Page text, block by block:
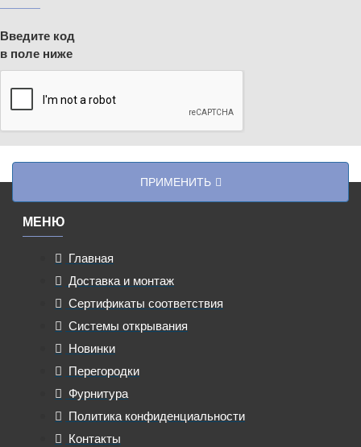
Введите код
в поле ниже
ПРИМЕНИТЬ
МЕНЮ
Главная
Доставка и монтаж
Сертификаты соответствия
Системы открывания
Новинки
Перегородки
Фурнитура
Политика конфиденциальности
Контакты